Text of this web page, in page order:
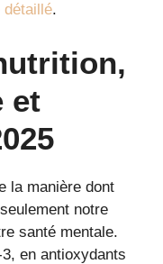
détaillé.
et
la manière dont
notre
santé mentale.
en antioxydants